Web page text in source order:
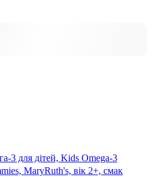
3 для дітей, Kids Omega-3
MaryRuth's, вік 2+, смак